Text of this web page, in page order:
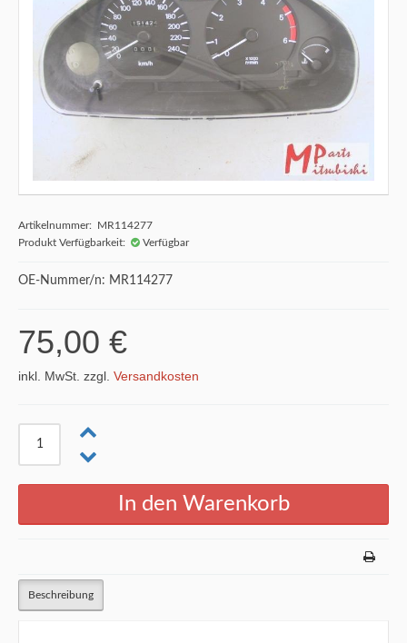
Artikelnummer: MR114277
Produkt Verfügbarkeit:
Verfügbar
OE-Nummer/n: MR114277
75,00 €
inkl. MwSt. zzgl. Versandkosten
Beschreibung